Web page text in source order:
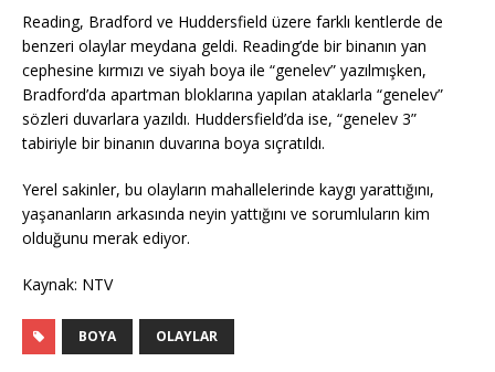
Reading, Bradford ve Huddersfield üzere farklı kentlerde de
benzeri olaylar meydana geldi. Reading’de bir binanın yan
cephesine kırmızı ve siyah boya ile “genelev” yazılmışken,
Bradford’da apartman bloklarına yapılan ataklarla “genelev”
sözleri duvarlara yazıldı. Huddersfield’da ise, “genelev 3”
tabiriyle bir binanın duvarına boya sıçratıldı.
Yerel sakinler, bu olayların mahallelerinde kaygı yarattığını,
yaşananların arkasında neyin yattığını ve sorumluların kim
olduğunu merak ediyor.
Kaynak: NTV
BOYA OLAYLAR